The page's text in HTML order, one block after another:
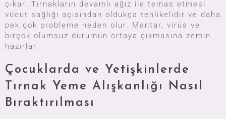
çıkar. Tırnakların devamlı ağız ile temas etmesi
vücut sağlığı açısından oldukça tehlikelidir ve daha
pek çok probleme neden olur. Mantar, virüs ve
birçok olumsuz durumun ortaya çıkmasına zemin
hazırlar.
Çocuklarda ve Yetişkinlerde
Tırnak Yeme Alışkanlığı Nasıl
Bıraktırılması